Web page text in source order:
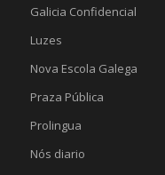
Galicia Confidencial
Luzes
Nova Escola Galega
Praza Pública
Prolingua
Nós diario